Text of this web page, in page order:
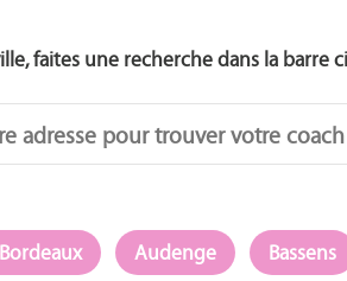
faites une recherche dans la
Audenge Bassens